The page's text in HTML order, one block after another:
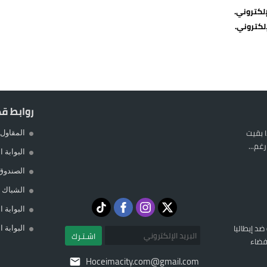
بقيت
إيطاليا
اشـتـرك
Hoceimacity.com@gmail.com
روابط
الشباك